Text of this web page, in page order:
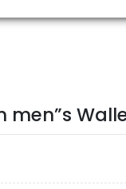
Wallet
men”s